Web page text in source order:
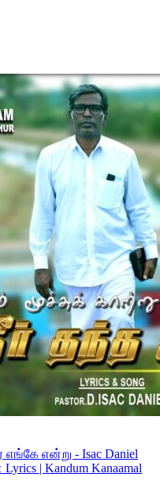
எங்கே என்று - Isac Daniel
| Kandum Kanaamal